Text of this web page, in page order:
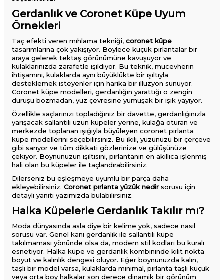
Gerdanlık ve Coronet Küpe Uyum
Örnekleri
Taç efekti veren mıhlama tekniği, coronet küpe
tasarımlarına çok yakışıyor. Böylece küçük pırlantalar bir
araya gelerek tektaş görünümüne kavuşuyor ve
kulaklarınızda zarafetle ışıldıyor. Bu teknik, mücevherin
ihtişamını, kulaklarda aynı büyüklükte bir ışıltıyla
desteklemek isteyenler için harika bir illüzyon sunuyor.
Coronet küpe modelleri, gerdanlığın yarattığı o zengin
duruşu bozmadan, yüz çevresine yumuşak bir ışık yayıyor.
Özellikle saçlarınızı topladığınız bir davette, gerdanlığınızla
yarışacak sallantılı uzun küpeler yerine, kulağa oturan ve
merkezde toplanan ışığıyla büyüleyen coronet pırlanta
küpe modellerini seçebilirsiniz. Bu ikili, yüzünüzü bir çerçeve
gibi sarıyor ve tüm dikkati gözlerinize ve gülüşünüze
çekiyor. Boynunuzun ışıltısını, pırlantanın en akıllıca işlenmiş
hali olan bu küpeler ile taçlandırabilirsiniz.
Dilerseniz bu eşleşmeye uyumlu bir parça daha
ekleyebilirsiniz. Coronet pırlanta yüzük nedir sorusu için
detaylı yanıtı yazımızda bulabilirsiniz.
Halka Küpelerle Gerdanlık Takılır mı?
Moda dünyasında asla diye bir kelime yok, sadece nasıl
sorusu var. Genel kanı gerdanlık ile sallantılı küpe
takılmaması yönünde olsa da, modern stil kodları bu kuralı
esnetiyor. Halka küpe ve gerdanlık kombininde kilit nokta
boyut ve kalınlık dengesi oluyor. Eğer boynunuzda kalın,
taşlı bir model varsa, kulaklarda minimal, pırlanta taşlı küçük
veya orta boy halkalar son derece dinamik bir görünüm